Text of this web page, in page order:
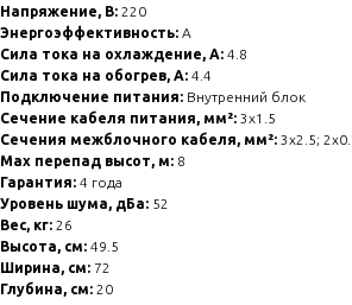
Напряжение, В: 220
Энергоэффективность: A
Сила тока на охлаждение, А: 4.8
Сила тока на обогрев, А: 4.4
Подключение питания: Внутренний блок
Сечение кабеля питания, мм²: 3x1.5
Сечения межблочного кабеля, мм²: 3x2.5;
Max перепад высот, м: 8
Гарантия: 4 года
Уровень шума, дБа: 52
Вес, кг: 26
Высота, см: 49.5
Ширина, см: 72
Глубина, см: 20